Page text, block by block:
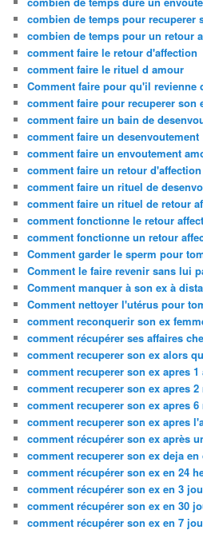
combien de temps pour recuperer
combien de temps pour un retour
comment faire le retour d'affection
comment faire le rituel d amour
Comment faire pour qu'il revienne
comment faire pour recuperer son
comment faire un bain de
comment faire un desenvoutement
comment faire un envoutement
comment faire un retour d'affection
comment faire un rituel de
comment faire un rituel de retour
comment fonctionne le retour
comment fonctionne un retour
Comment garder le sperm pour
Comment le faire revenir sans lui
Comment manquer à son ex à
Comment nettoyer l'utérus pour
comment reconquerir son ex
comment récupérer ses affaires
comment recuperer son ex alors
comment recuperer son ex apres 1
comment recuperer son ex apres
comment recuperer son ex apres
comment recuperer son ex apres
comment récupérer son ex après
comment recuperer son ex deja en
comment récupérer son ex en 24
comment récupérer son ex en 3
comment récupérer son ex en 30
comment récupérer son ex en 7